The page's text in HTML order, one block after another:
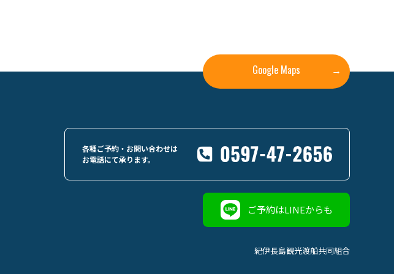
Google Maps →
各種ご予約・お問い合わせは
お電話にて承ります。
ご予約はLINEからも
紀伊長島観光渡船共同組合